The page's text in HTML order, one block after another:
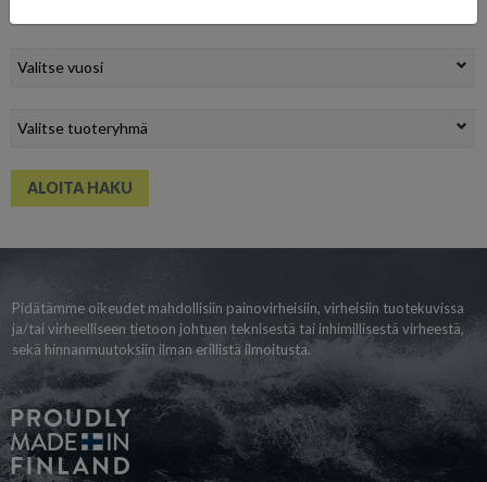
Pidätämme oikeudet mahdollisiin painovirheisiin, virheisiin tuotekuvissa
ja/tai virheelliseen tietoon johtuen teknisestä tai inhimillisestä virheestä,
sekä hinnanmuutoksiin ilman erillistä ilmoitusta.